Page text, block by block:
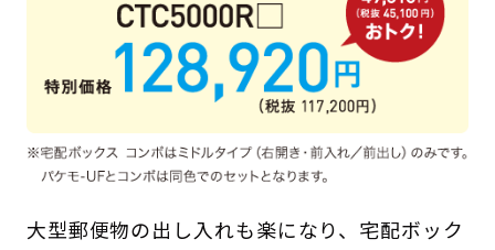
大型郵便物の出し入れも楽になり、宅配ボック